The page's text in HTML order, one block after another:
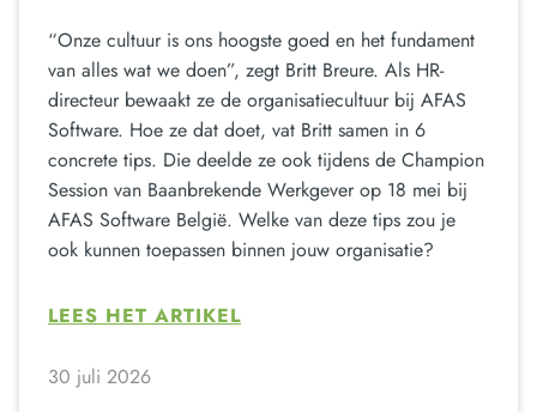
“Onze cultuur is ons hoogste goed en het fundament
van alles wat we doen”, zegt Britt Breure. Als HR-
directeur bewaakt ze de organisatiecultuur bij AFAS
Software. Hoe ze dat doet, vat Britt samen in 6
concrete tips. Die deelde ze ook tijdens de Champion
Session van Baanbrekende Werkgever op 18 mei bij
AFAS Software België. Welke van deze tips zou je
ook kunnen toepassen binnen jouw organisatie?
LEES HET ARTIKEL
30 juli 2026